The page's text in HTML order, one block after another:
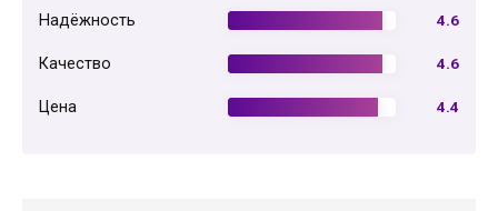
Надёжность 4.6
Качество 4.6
Цена 4.4